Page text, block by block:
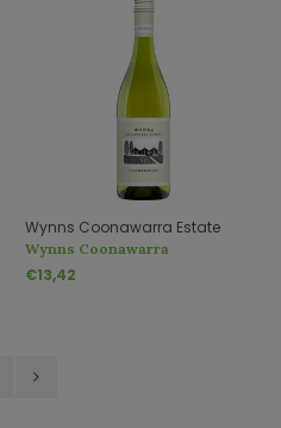
Wynns Coonawarra Estate
Wynns Coonawarra
Chardonnay
€13,42